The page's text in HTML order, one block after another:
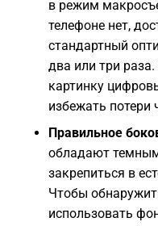
в режим
телефоне нет,
стандартный
два или три
картинку
избежать потери
Правильное
обладают
закрепиться в
Чтобы
использовать